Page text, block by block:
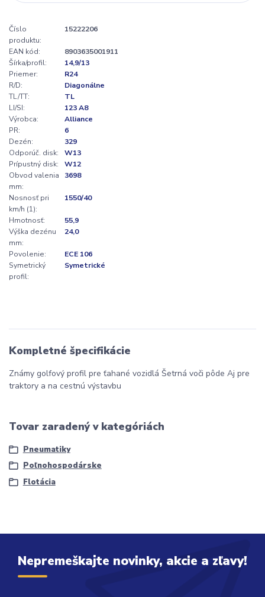
Číslo
produktu:
15222206
EAN kód:
8903635001911
Šírka/profil:
14,9/13
Priemer:
R24
R/D:
Diagonálne
TL/TT:
TL
LI/SI:
123 A8
Výrobca:
Alliance
PR:
6
Dezén:
329
Odporúč. disk:
W13
Prípustný disk:
W12
Obvod valenia
mm:
3698
Nosnosť pri
km/h (1):
1550/40
Hmotnosť:
55,9
Výška dezénu
mm:
24,0
Povolenie:
ECE 106
Symetrický
profil:
Symetrické
Kompletné špecifikácie
Známy golfový profil pre ťahané vozidlá Šetrná voči pôde Aj pre
traktory a na cestnú výstavbu
Tovar zaradený v kategóriách
Pneumatiky
Poľnohospodárske
Flotácia
Nepremeškajte novinky, akcie a zľavy!